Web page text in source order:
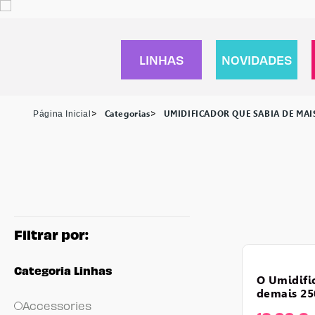
LINHAS NOVIDADES
página inicial Categorias UMIDIFICADOR QUE SABIA DE
Categoria Linhas
Accessories
o
demais